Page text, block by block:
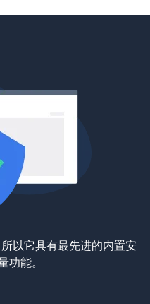
以它具有最先进的内置安
功能。